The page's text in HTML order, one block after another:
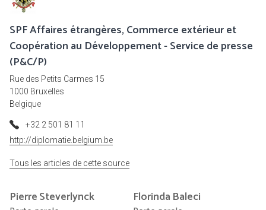
SPF Affaires étrangères, Commerce extérieur et
Coopération au Développement - Service de presse
(P&C/P)
Rue des Petits Carmes 15
1000 Bruxelles
Belgique
+32 2 501 81 11
http://diplomatie.belgium.be
Tous les articles de cette source
PierreSteverlynck Florinda Baleci